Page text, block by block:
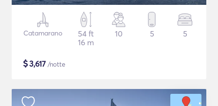
Catamarano
54 ft
16 m
10 5 5
$3,617 /notte